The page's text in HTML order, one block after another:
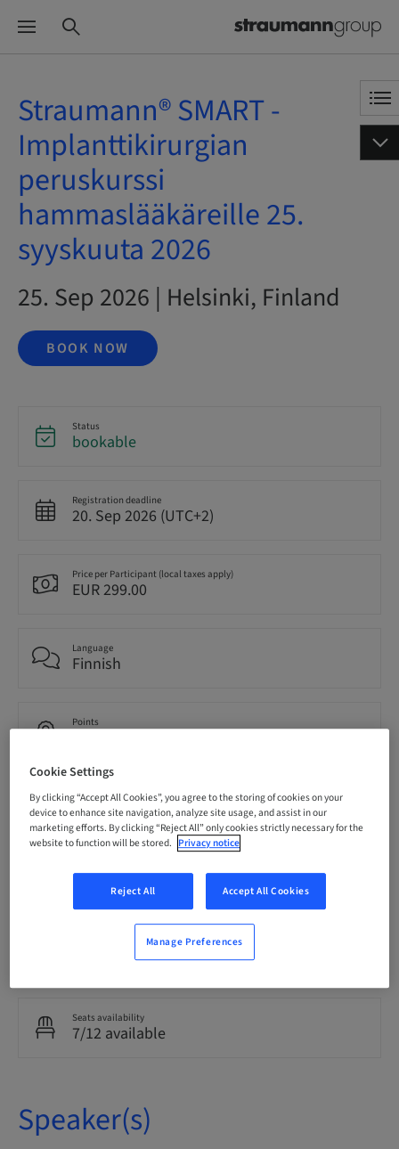
Straumann® SMART -
Implanttikirurgian
peruskurssi
hammaslääkäreille 25.
syyskuuta 2026
25. Sep 2026 | Helsinki, Finland
BOOK NOW
Status
bookable
Registration deadline
20. Sep 2026 (UTC+2)
Price per Participant (local taxes apply)
EUR 299.00
Language
Finnish
Points
Delivery method
Theoretical
Audience
National
SMARTImplantology
Seats availability
7/12 available
Speaker(s)
Cookie Settings
By clicking “Accept All Cookies”, you agree to the storing of cookies on your
device to enhance site navigation, analyze site usage, and assist in our
marketing efforts. By clicking “Reject All” only cookies strictly necessary for the
website to function will be stored. Privacy notice
Reject All Accept All Cookies
Manage Preferences